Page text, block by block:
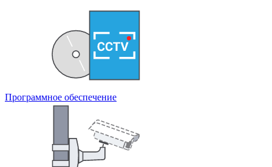
Программное обеспечение